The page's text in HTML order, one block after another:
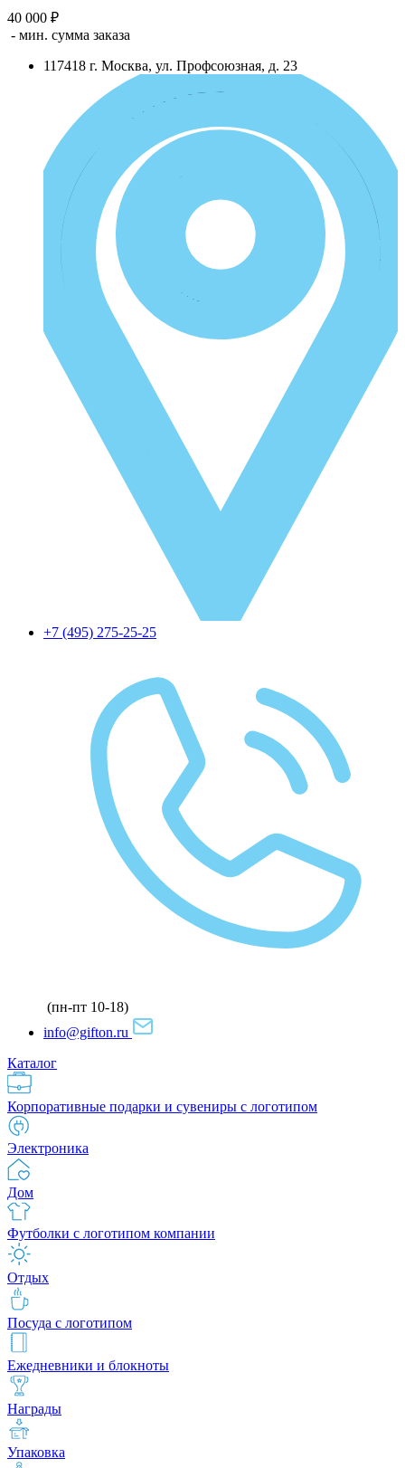
40 000 ₽
- мин. сумма заказа
117418 г. Москва, ул. Профсоюзная, д. 23
+7 (495) 275-25-25
(пн-пт 10-18)
info@gifton.ru
Каталог
Корпоративные подарки и сувениры с логотипом
Электроника
Дом
Футболки с логотипом компании
Отдых
Посуда с логотипом
Ежедневники и блокноты
Награды
Упаковка